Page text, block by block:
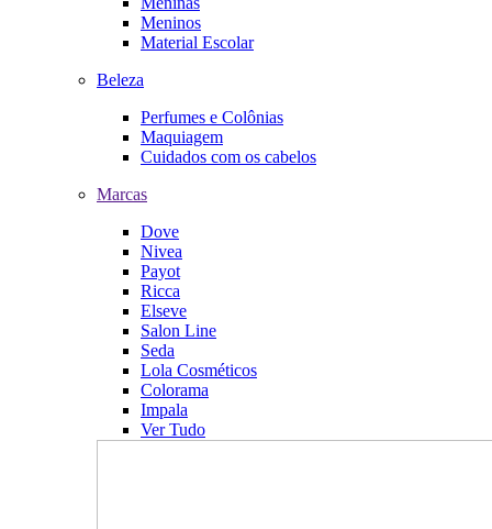
Meninos
Material Escolar
Beleza
Perfumes e Colônias
Maquiagem
Cuidados com os cabelos
Marcas
Dove
Nivea
Payot
Ricca
Elseve
Salon Line
Seda
Lola Cosméticos
Colorama
Impala
Ver Tudo